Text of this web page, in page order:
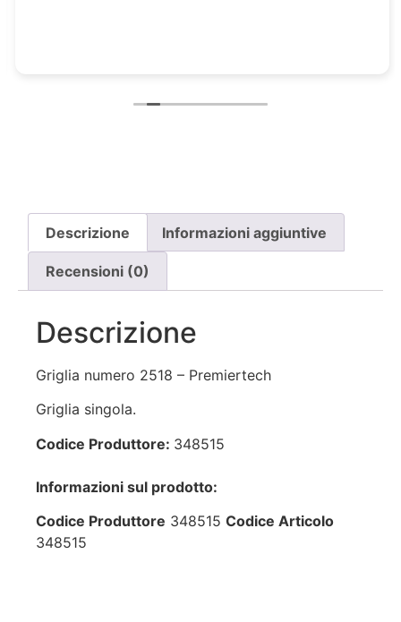
Descrizione Informazioni aggiuntive
Recensioni (0)
Descrizione
Griglia numero 2518 – Premiertech
Griglia singola.
Codice Produttore: 348515
Informazioni sul prodotto:
Codice Produttore 348515 Codice Articolo
348515